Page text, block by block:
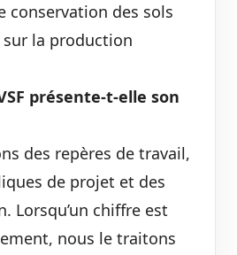
conservation des sols
sur la production
présente-t-elle son
des repères de travail,
de projet et des
Lorsqu’un chiffre est
nous le traitons